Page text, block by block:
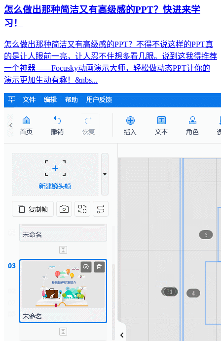
怎么做出那种简洁又有高级感的PPT？快进来学
习！
怎么做出那种简洁又有高级感的PPT？不得不说这样的PPT真
的是让人眼前一亮，让人忍不住想多看几眼。说到这我得推荐
一个神器——Focusky动画演示大师，轻松做动态PPT让你的
演示更加生动有趣！&nbs...